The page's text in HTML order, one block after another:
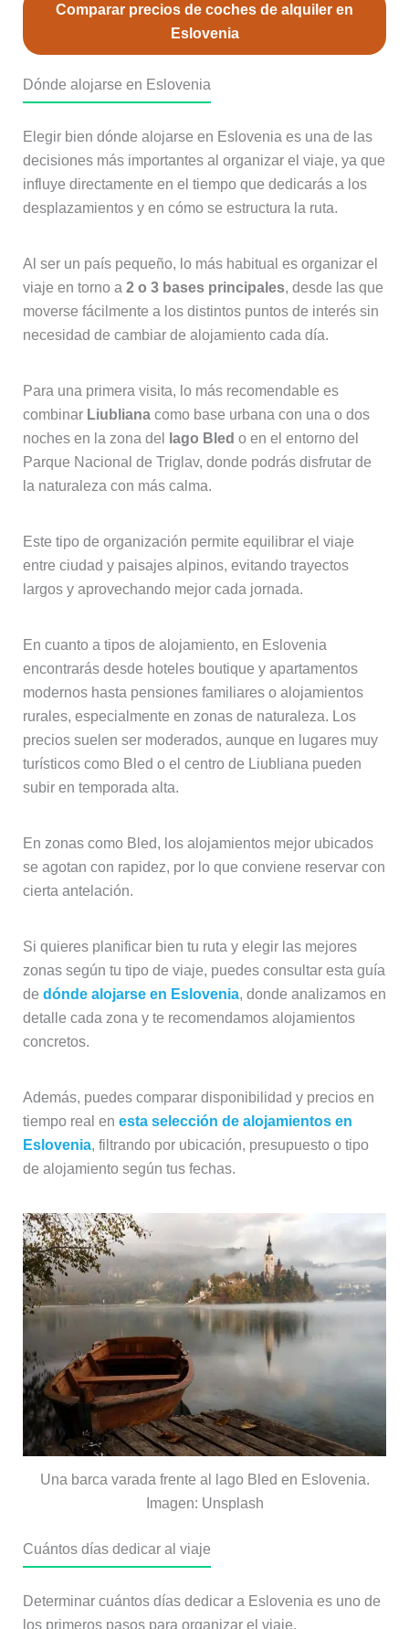
Comparar precios de coches de alquiler en
Eslovenia
Dónde alojarse en Eslovenia
Elegir bien dónde alojarse en Eslovenia es una de las
decisiones más importantes al organizar el viaje, ya que
influye directamente en el tiempo que dedicarás a los
desplazamientos y en cómo se estructura la ruta.
Al ser un país pequeño, lo más habitual es organizar el
viaje en torno a 2 o 3 bases principales, desde las que
moverse fácilmente a los distintos puntos de interés sin
necesidad de cambiar de alojamiento cada día.
Para una primera visita, lo más recomendable es
combinar Liublianacomo base urbana con una o dos
noches en la zona del
lago Bled o en el entorno del
Parque Nacional de Triglav, donde podrás disfrutar de
la naturaleza con más calma.
Este tipo de organización permite equilibrar el viaje
entre ciudad y paisajes alpinos, evitando trayectos
largos y aprovechando mejor cada jornada.
En cuanto a tipos de alojamiento, en Eslovenia
encontrarás desde hoteles boutique y apartamentos
modernos hasta pensiones familiares o alojamientos
rurales, especialmente en zonas de naturaleza. Los
precios suelen ser moderados, aunque en lugares muy
turísticos como Bled o el centro de Liubliana pueden
subir en temporada alta.
En zonas como Bled, los alojamientos mejor ubicados
se agotan con rapidez, por lo que conviene reservar con
cierta antelación.
Si quieres planificar bien tu ruta y elegir las mejores
zonas según tu tipo de viaje, puedes consultar esta guía
de dónde alojarse en Eslovenia, donde analizamos en
detalle cada zona y te recomendamos alojamientos
concretos.
Además, puedes comparar disponibilidad y precios en
tiempo real en esta selección de alojamientos en
Eslovenia, filtrando por ubicación, presupuesto o tipo
de alojamiento según tus fechas.
Una barca varada frente al lago Bled en Eslovenia.
Imagen: Unsplash
Cuántos días dedicar al viaje
Determinar cuántos días dedicar a Eslovenia es uno de
los primeros pasos para organizar el viaje.